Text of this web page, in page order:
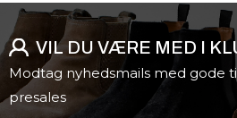
VIL DU VÆRE MED I
Modtag nyhedsmails med gode
presales